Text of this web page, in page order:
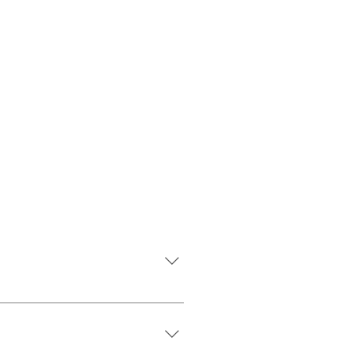
la reconnaître. Le Tribunal
bien entendu des incidences